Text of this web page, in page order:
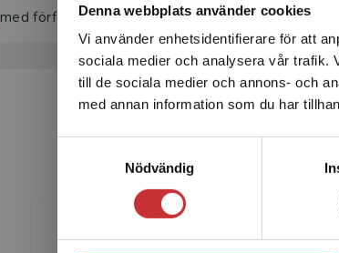
Denna webbplats använder cookies
Vi använder enhetsidentifierare för att
sociala medier och analysera vår trafik.
till de sociala medier och annons- och
med annan information som du har
Nödvändig
Det
enhet
Sverige.
med författaren Josef Milerad.